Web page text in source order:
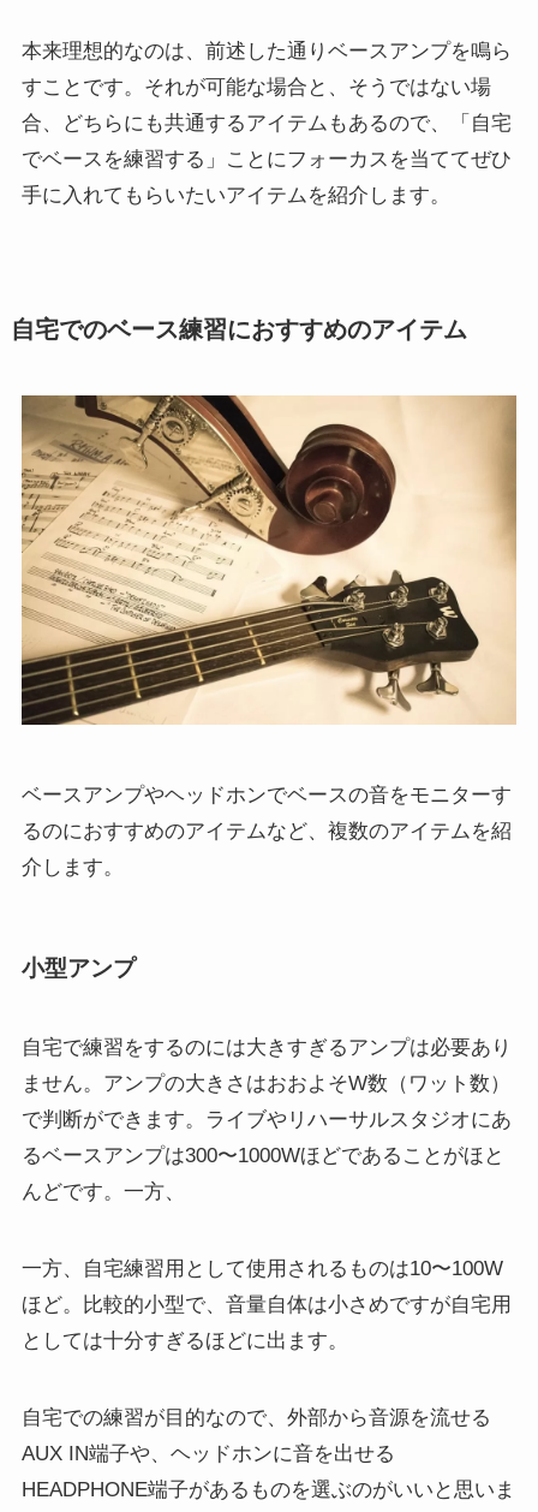
本来理想的なのは、前述した通りベースアンプを鳴ら
すことです。それが可能な場合と、そうではない場
合、どちらにも共通するアイテムもあるので、「自宅
でベースを練習する」ことにフォーカスを当ててぜひ
手に入れてもらいたいアイテムを紹介します。
自宅でのベース練習におすすめのアイテム
ベースアンプやヘッドホンでベースの音をモニターす
るのにおすすめのアイテムなど、複数のアイテムを紹
介します。
小型アンプ
自宅で練習をするのには大きすぎるアンプは必要あり
ません。アンプの大きさはおおよそW数（ワット数）
で判断ができます。ライブやリハーサルスタジオにあ
るベースアンプは300〜1000Wほどであることがほと
んどです。一方、
一方、自宅練習用として使用されるものは10〜100W
ほど。比較的小型で、音量自体は小さめですが自宅用
としては十分すぎるほどに出ます。
自宅での練習が目的なので、外部から音源を流せる
AUX IN端子や、ヘッドホンに音を出せる
HEADPHONE端子があるものを選ぶのがいいと思いま